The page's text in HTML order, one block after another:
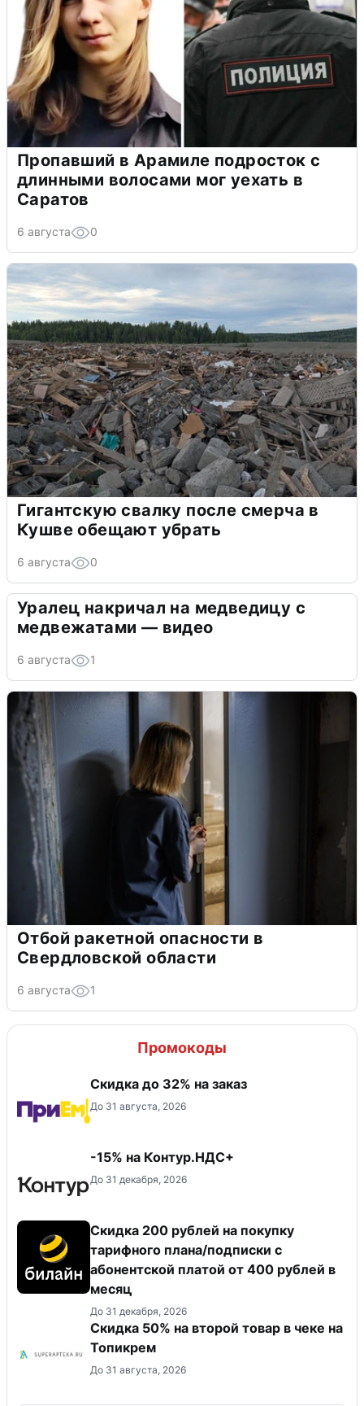
Пропавший в Арамиле подросток с
длинными волосами мог уехать в
Саратов
6 августа 0
Гигантскую свалку после смерча в
Кушве обещают убрать
6 августа 0
Уралец накричал на медведицу с
медвежатами — видео
6 августа 1
Отбой ракетной опасности в
Свердловской области
6 августа 1
Промокоды
Скидка до 32% на заказ
До 31 августа, 2026
-15% на Контур.НДС+
До 31 декабря, 2026
Скидка 200 рублей на покупку
тарифного плана/подписки с
абонентской платой от 400 рублей в
месяц
До 31 декабря, 2026
Скидка 50% на второй товар в чеке на
Топикрем
До 31 августа, 2026